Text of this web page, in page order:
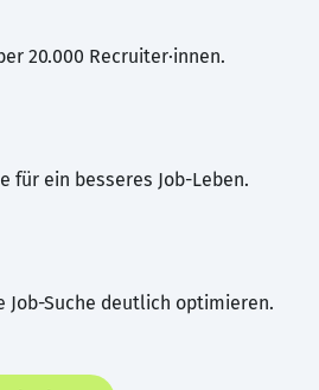
20.000 Recruiter·innen.
für ein besseres Job-Leben.
Job-Suche deutlich optimieren.